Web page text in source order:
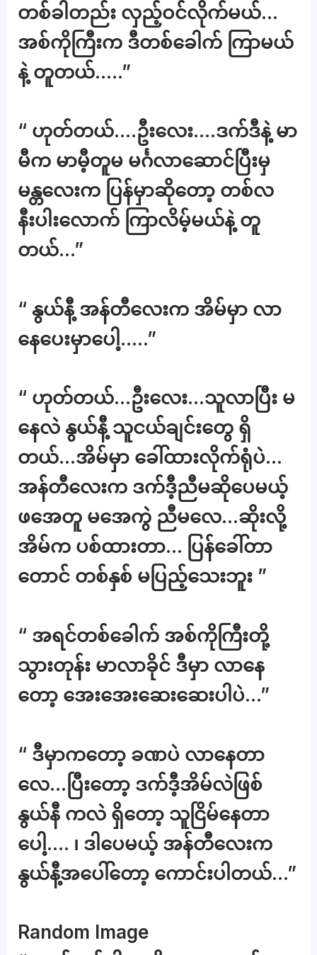
တစ်ခါတည်း လှည့်ဝင်လိုက်မယ်…
အစ်ကိုကြီးက ဒီတစ်ခေါက် ကြာမယ်
နဲ့ တူတယ်…..”
“ ဟုတ်တယ်….ဦးလေး….ဒက်ဒီနဲ့ မာ
မီက မာမီ့တူမ မင်္ဂလာဆောင်ပြီးမှ
မန္တလေးက ပြန်မှာဆိုတော့ တစ်လ
နီးပါးလောက် ကြာလိမ့်မယ်နဲ့ တူ
တယ်…”
“ နွယ်နီ့ အန်တီလေးက အိမ်မှာ လာ
နေပေးမှာပေါ့…..”
“ ဟုတ်တယ်…ဦးလေး…သူလာပြီး မ
နေလဲ နွယ်နီ့ သူငယ်ချင်းတွေ ရှိ
တယ်…အိမ်မှာ ခေါ်ထားလိုက်ရုံပဲ…
အန်တီလေးက ဒက်ဒီ့ညီမဆိုပေမယ့်
ဖအေတူ မအေကွဲ ညီမလေ…ဆိုးလို့
အိမ်က ပစ်ထားတာ… ပြန်ခေါ်တာ
တောင် တစ်နှစ် မပြည့်သေးဘူး ”
“ အရင်တစ်ခေါက် အစ်ကိုကြီးတို့
သွားတုန်း မာလာခိုင် ဒီမှာ လာနေ
တော့ အေးအေးဆေးဆေးပါပဲ…”
“ ဒီမှာကတော့ ခဏပဲ လာနေတာ
လေ…ပြီးတော့ ဒက်ဒီ့အိမ်လဲဖြစ်
နွယ်နီ ကလဲ ရှိတော့ သူငြိမ်နေတာ
ပေါ့…. ၊ ဒါပေမယ့် အန်တီလေးက
နွယ်နီ့အပေါ်တော့ ကောင်းပါတယ်…”
Random Image